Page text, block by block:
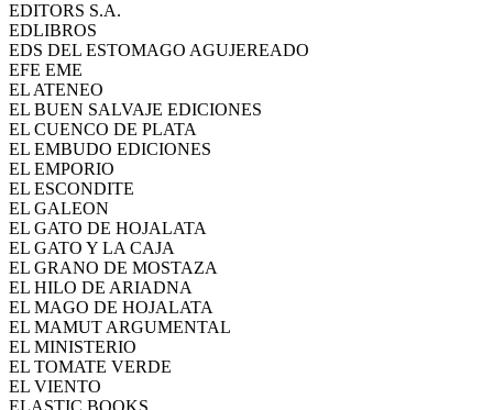
EDITORS S.A.
EDLIBROS
EDS DEL ESTOMAGO AGUJEREADO
EFE EME
EL ATENEO
EL BUEN SALVAJE EDICIONES
EL CUENCO DE PLATA
EL EMBUDO EDICIONES
EL EMPORIO
EL ESCONDITE
EL GALEON
EL GATO DE HOJALATA
EL GATO Y LA CAJA
EL GRANO DE MOSTAZA
EL HILO DE ARIADNA
EL MAGO DE HOJALATA
EL MAMUT ARGUMENTAL
EL MINISTERIO
EL TOMATE VERDE
EL VIENTO
ELASTIC BOOKS